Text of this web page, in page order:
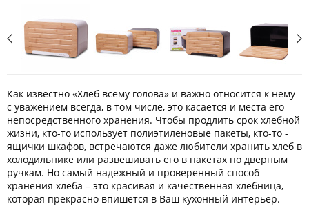
Как известно «Хлеб всему голова» и важно относится к нему
с уважением всегда, в том числе, это касается и места его
непосредственного хранения. Чтобы продлить срок хлебной
жизни, кто-то использует полиэтиленовые пакеты, кто-то -
ящички шкафов, встречаются даже любители хранить хлеб в
холодильнике или развешивать его в пакетах по дверным
ручкам. Но самый надежный и проверенный способ
хранения хлеба – это красивая и качественная хлебница,
которая прекрасно впишется в Ваш кухонный интерьер.